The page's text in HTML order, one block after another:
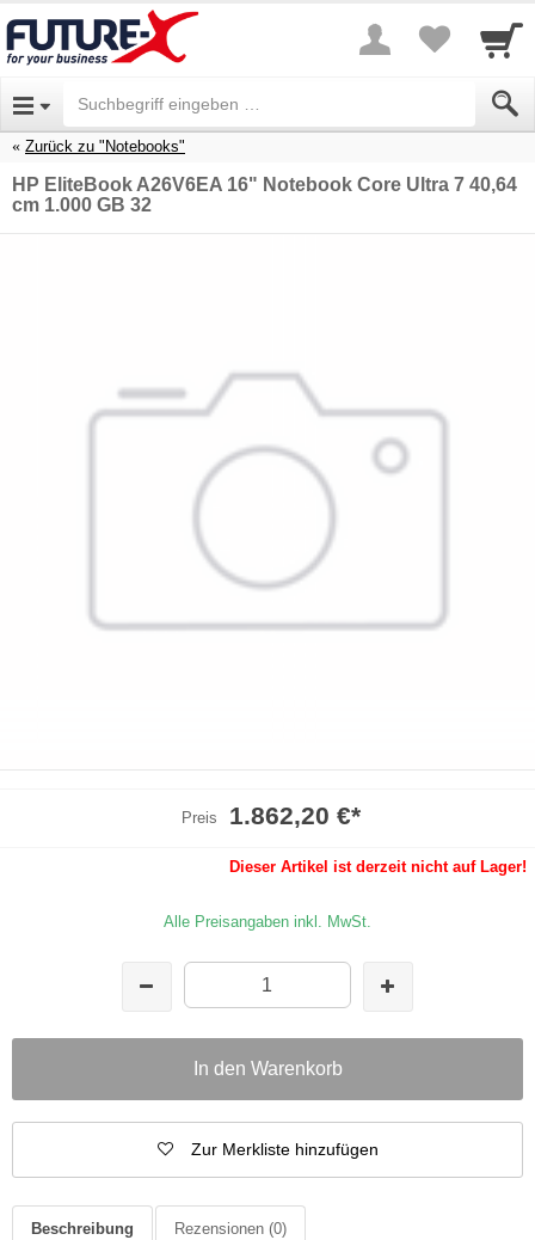
Zurück zu "Notebooks"
HP EliteBook A26V6EA 16" Notebook Core Ultra 7 40,64
cm 1.000 GB 32
Preis 1.862,20 €*
Dieser Artikel ist derzeit nicht auf Lager!
Alle Preisangaben inkl. MwSt.
In den Warenkorb
Zur Merkliste hinzufügen
Beschreibung Rezensionen (0)